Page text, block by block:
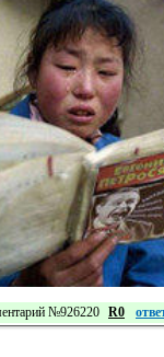
№926220 R0